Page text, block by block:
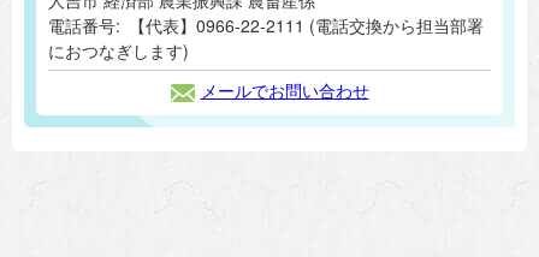
電話番号:
【代表】0966-22-2111 (電話交換から担当部署
におつなぎします)
メールでお問い合わせ